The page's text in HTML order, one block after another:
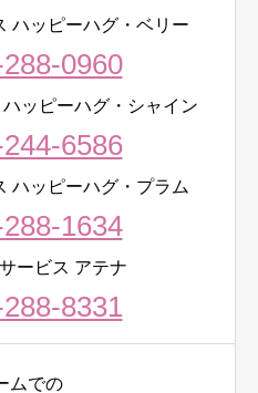
ハッピーハグ・ベリー
0960
ッピーハグ・シャイン
6586
ハッピーハグ・プラム
1634
ービス アテナ
8331
ムでの